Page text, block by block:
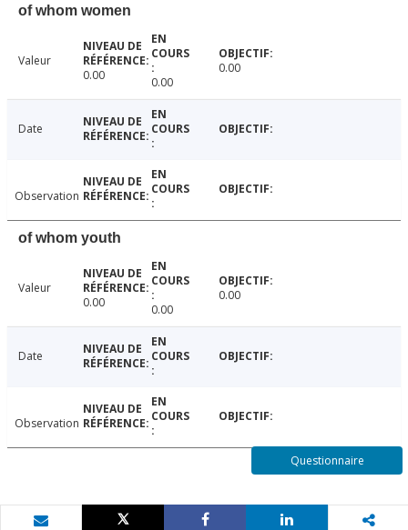
of whom women
Valeur
0.00
0.00
0.00
Date
Observation
of whom youth
Valeur
0.00
0.00
0.00
Date
Observation
Questionnaire